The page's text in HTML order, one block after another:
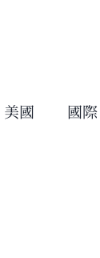
美國 國際